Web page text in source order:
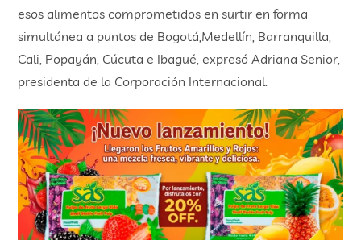
esos alimentos comprometidos en surtir en forma
simultánea a puntos de Bogotá,Medellín, Barranquilla,
Cali, Popayán, Cúcuta e Ibagué, expresó Adriana Senior,
presidenta de la Corporación Internacional.